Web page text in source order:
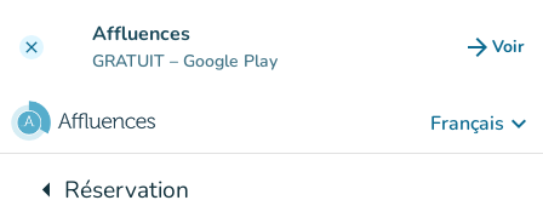
clear Affluences
GRATUIT – Google Play arrow_forward Voir
Français keyboard_arrow_down
arrow_leftRetour à :
Réservation